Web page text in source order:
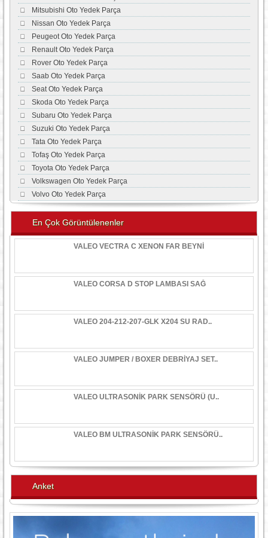
Mitsubishi Oto Yedek Parça
Nissan Oto Yedek Parça
Peugeot Oto Yedek Parça
Renault Oto Yedek Parça
Rover Oto Yedek Parça
Saab Oto Yedek Parça
Seat Oto Yedek Parça
Skoda Oto Yedek Parça
Subaru Oto Yedek Parça
Suzuki Oto Yedek Parça
Tata Oto Yedek Parça
Tofaş Oto Yedek Parça
Toyota Oto Yedek Parça
Volkswagen Oto Yedek Parça
Volvo Oto Yedek Parça
En Çok Görüntülenenler
VALEO VECTRA C XENON FAR BEYNİ
VALEO CORSA D STOP LAMBASI SAĞ
VALEO 204-212-207-GLK X204 SU RAD..
VALEO JUMPER / BOXER DEBRİYAJ SET..
VALEO ULTRASONİK PARK SENSÖRÜ (U..
VALEO BM ULTRASONİK PARK SENSÖRÜ..
Anket